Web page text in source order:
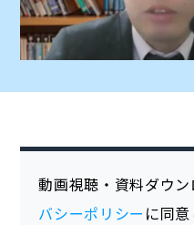
動画視聴・資料ダウン
バシーポリシー に同